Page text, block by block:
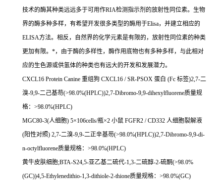
技术的酶其种类远远多于可用作RIA检测指示剂的放射性同位素。生物
界的酶多种多样，有希望开发很多类型的酶用于Elisa，并建立相应的
ELISA方法。相反，自然界的化学元素是有限的，放射性同位素的种类
更加有限。 *，由于酶的多样性，酶作用底物也有多种多样，与此相对
应的生色源或供氢体的种类也有远大的开发和发展潜力。
CXCL16 Protein Canine 重组狗 CXCL16 / SR-PSOX 蛋白 (Fc 标签)2,7-二
溴-9,9-二己基芴(>98.0%(HPLC))2,7-Dibromo-9,9-dihexylfluorene质量规
格： >98.0%(HPLC)
MGC80-3(人细胞) 5×106cells/瓶×2 小鼠 FGFR2 / CD332 人细胞裂解液
(阳性对照) 2,7-二溴-9,9-二正辛基芴(>98.0%(HPLC))2,7-Dibromo-9,9-di-
n-octylfluorene质量规格： >98.0%(HPLC)
黄牛皮肤细胞;BTA-S24,5-亚乙基二硫代-1,3-二硫醇-2-硫酮(>98.0%
(GC))4,5-Ethylenedithio-1,3-dithiole-2-thione质量规格： >98.0%(GC)